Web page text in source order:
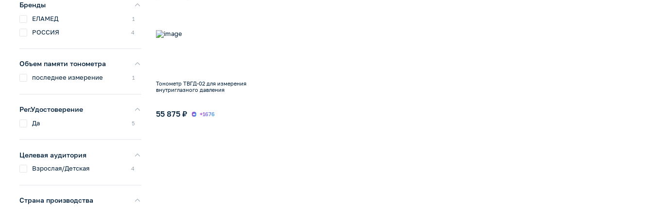
Бренды
ЕЛАМЕД 1
РОССИЯ 4
Объем памяти тонометра
последнее измерение 1
Рег.Удостоверение
Да 5
Целевая аудитория
Взрослая/Детская 4
Страна производства
Тонометр ТВГД-02 для измерения
внутриглазного давления
55 875 ₽ +1676